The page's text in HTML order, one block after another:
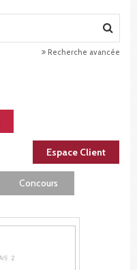
Recherche avancée
Espace Client
Concours